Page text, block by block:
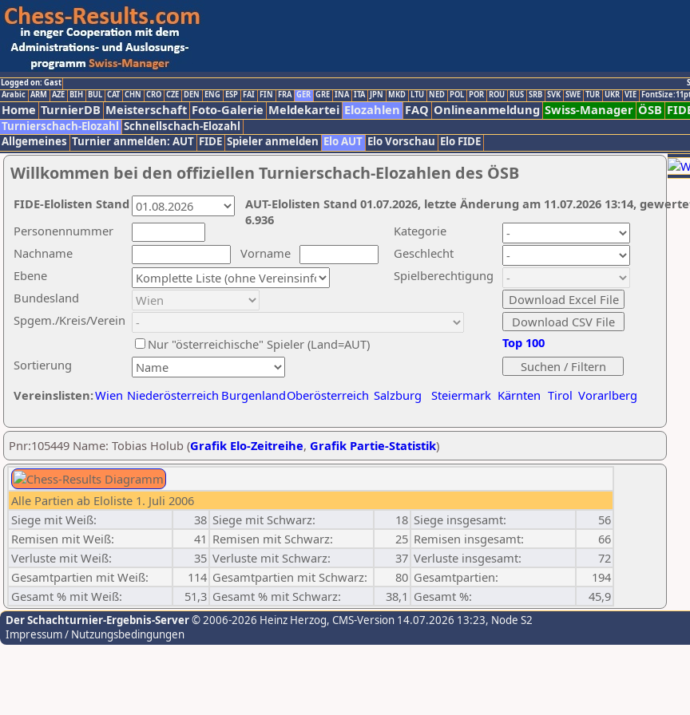
Logged on: Gast
Arabic ARM AZE BIH BUL CAT CHN CRO CZE DEN ENG ESP FAI FIN FRA GER GRE INA ITA JPN MKD LTU NED POL POR ROU RUS SRB SVK SWE TUR UKR VIE
Home TurnierDB Meisterschaft Foto-Galerie Meldekartei Elozahlen FAQ Onlineanmeldung Swiss-Manager ÖSB
Turnierschach-Elozahl Schnellschach-Elozahl
Allgemeines Turnier anmelden: AUT FIDE Spieler anmelden Elo AUT Elo Vorschau Elo FIDE
Willkommen bei den offiziellen Turnierschach-Elozahlen des ÖSB
Nachname
Vorname
Ebene
Kategorie
Sortierung
Personennummer
Bundesland
Spgem./Kreis/Verein
Geschlecht
Nur "österreichische" Spieler (Land=AUT)
Spielberechtigung
Vereinslisten:Wien Niederösterreich BurgenlandOberösterreich Salzburg Steiermark Kärnten Tirol Vorarlberg
Top 100
AUT-Elolisten Stand 01.07.2026, letzte Änderung am 11.07.2026 13:14,
6.936
FIDE-Elolisten Stand
Pnr:105449 Name: Tobias Holub (Grafik Elo-Zeitreihe, Grafik Partie-Statistik)
Alle Partien ab Eloliste 1. Juli 2006
Siege mit Weiß:
38 Siege mit Schwarz: 18 Siege insgesamt:
56
Remisen mit Weiß:
41 Remisen mit Schwarz: 25 Remisen insgesamt:
66
Verluste mit Weiß:
35 Verluste mit Schwarz: 37 Verluste insgesamt:
72
Gesamtpartien mit Weiß:
114 Gesamtpartien mit Schwarz: 80 Gesamtpartien:
194
Gesamt % mit Weiß:
51,3 Gesamt % mit Schwarz: 38,1 Gesamt %: 45,9
Der Schachturnier-Ergebnis-Server© 2006-2026 Heinz Herzog, CMS-Version 14.07.2026 13:23, Node S2
Impressum / Nutzungsbedingungen